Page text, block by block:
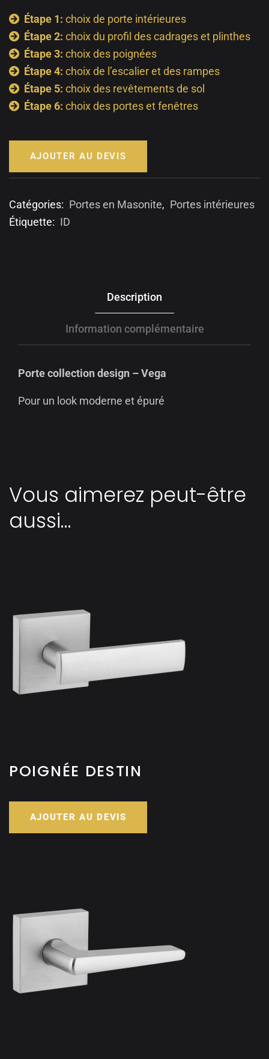
Étape 1: choix de porte intérieures
Étape 2: choix du profil des cadrages et plinthes
Étape 3: choix des poignées
Étape 4: choix de l’escalier et des rampes
Étape 5: choix des revêtements de sol
Étape 6: choix des portes et fenêtres
AJOUTER AU DEVIS
Catégories: Portes en Masonite, Portes intérieures
Étiquette: ID
Description
Information complémentaire
Porte collection design – Vega
Pour un look moderne et épuré
Vous aimerez peut-être
aussi…
POIGNÉE DESTIN
AJOUTER AU DEVIS